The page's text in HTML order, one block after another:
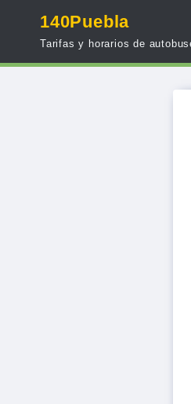
content
140Puebla
Tarifas y horarios de